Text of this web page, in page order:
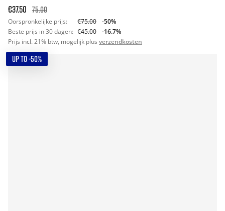
€37.50 75.00
Oorspronkelijke prijs: €75.00
-50%
Beste prijs in 30 dagen: €45.00
-16.7%
Prijs incl. 21% btw, mogelijk plus verzendkosten
UP TO -50%